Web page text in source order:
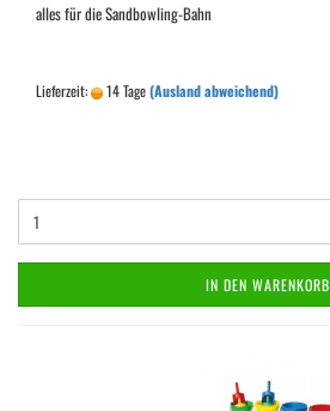
alles für die Sandbowling-Bahn
Lieferzeit: 14 Tage(Ausland abweichend)
IN DEN WARENKORB